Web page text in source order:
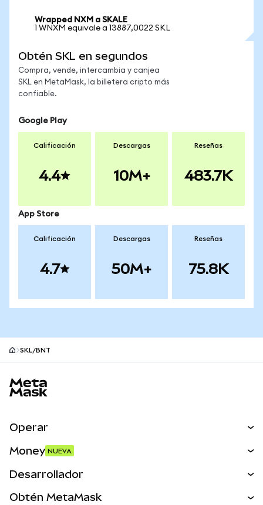
Wrapped NXM a SKALE
1 WNXM equivale a 13887,0022 SKL
Obtén SKL en segundos
Compra, vende, intercambia y canjea
SKL en MetaMask, la billetera cripto más
confiable.
Google Play
Calificación
4.4
Descargas
10M+
Reseñas
483.7K
App Store
Calificación
4.7
Descargas
50M+
Reseñas
75.8K
SKL/BNT
Operar
Activos del mundo real
Money NUEVA
Desarrollador
Obtén MetaMask